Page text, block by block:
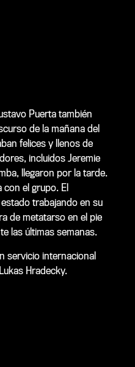
Puerta también
de la mañana del
felices y llenos de
incluidos Jeremie
llegaron por la tarde.
el grupo. El
trabajando en su
de metatarso en el pie
las últimas semanas.
servicio internacional
Hradecky.